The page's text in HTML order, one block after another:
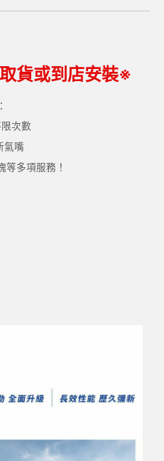
貨或到店安裝※
次數
氣嘴
等多項服務！